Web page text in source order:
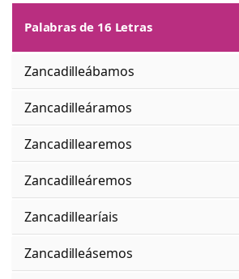
Palabras de 16 Letras
Zancadilleábamos
Zancadilleáramos
Zancadillearemos
Zancadilleáremos
Zancadillearíais
Zancadilleásemos